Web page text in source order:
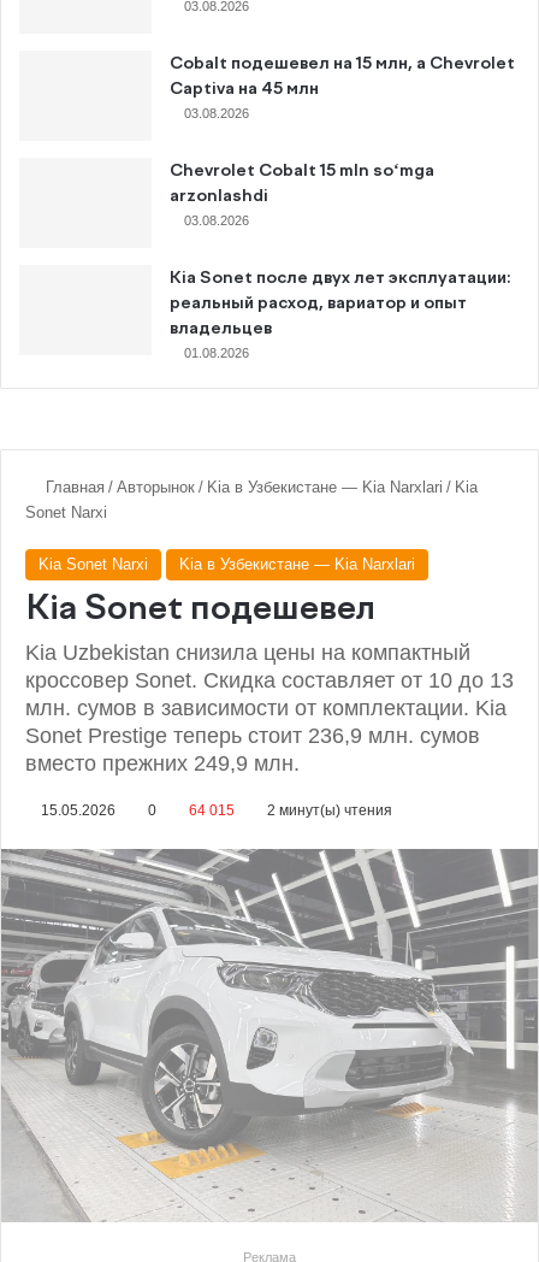
03.08.2026
Cobalt подешевел на 15 млн, а Chevrolet
Captiva на 45 млн
03.08.2026
Chevrolet Cobalt 15 mln so‘mga
arzonlashdi
03.08.2026
Kia Sonet после двух лет эксплуатации:
реальный расход, вариатор и опыт
владельцев
01.08.2026